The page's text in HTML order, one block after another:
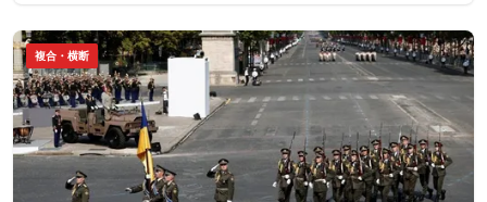
複合・横断